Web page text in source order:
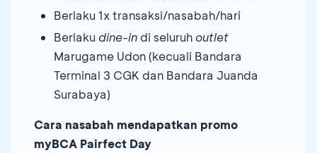
Berlaku 1x transaksi/nasabah/hari
Berlaku dine-in di seluruh outlet
Marugame Udon (kecuali Bandara
Terminal 3 CGK dan Bandara Juanda
Surabaya)
Cara nasabah mendapatkan promo
myBCA Pairfect Day